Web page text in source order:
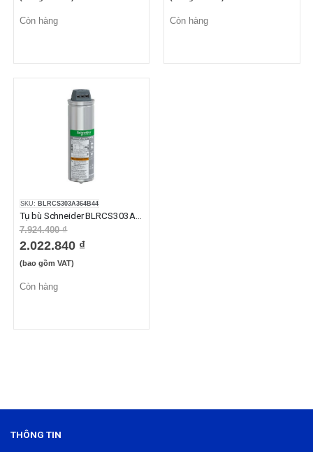
Còn hàng Còn hàng
SKU: BLRCS303A364B44
7.924.400 ₫
2.022.840 ₫
(bao gồm VAT)
Còn hàng
THÔNG TIN